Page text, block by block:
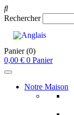
Rechercher
Panier (0)
0,00 € 0 Panier
Notre Maison